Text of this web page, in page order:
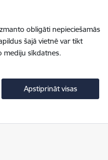
obligāti nepieciešamās
šajā vietnē var tikt
mediju sīkdatnes.
Apstiprināt visas